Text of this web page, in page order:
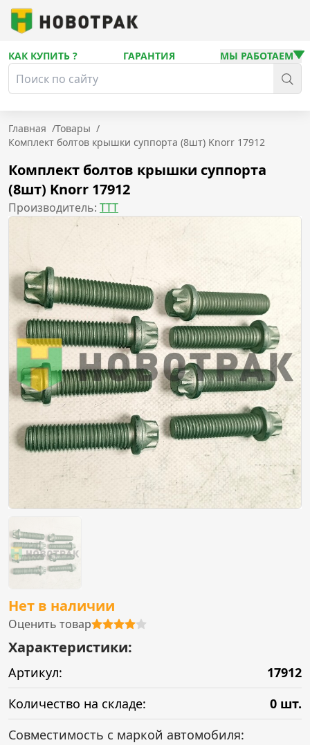
КАК КУПИТЬ ? ГАРАНТИЯ МЫ РАБОТАЕМ
Главная /Товары /
Комплект болтов крышки суппорта (8шт) Knorr 17912
Комплект болтов крышки суппорта
(8шт) Knorr 17912
Производитель: TTT
Нет в наличии
Оценить товар
Характеристики:
Артикул:
17912
Количество на складе:
0 шт.
Совместимость с маркой автомобиля: